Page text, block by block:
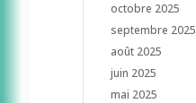
octobre 2025
septembre 2025
août 2025
juin 2025
mai 2025